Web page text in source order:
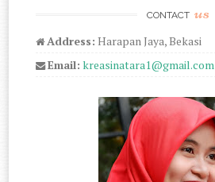
CONTACT us
Address: Harapan Jaya, Bekasi
Email: kreasinatara1@gmail.com